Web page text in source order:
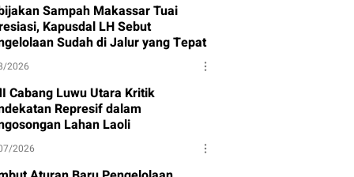
Sampah Makassar Tuai
Kapusdal LH Sebut
Sudah di Jalur yang Tepat
2026
Cabang Luwu Utara Kritik
Represif dalam
Lahan Laoli
2026